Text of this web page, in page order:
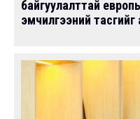
байгуулалттай
эмчилгээний тасгийг